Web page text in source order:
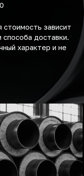
зависит
доставки.
характер и не